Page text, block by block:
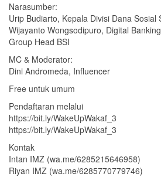
Narasumber:
Urip Budiarto, Kepala Divisi Dana Sosial
Wijayanto Wongsodipuro, Digital
Group Head BSI
MC & Moderator:
Dini Andromeda, Influencer
Free untuk umum
Pendaftaran melalui
https://bit.ly/WakeUpWakaf_3
https://bit.ly/WakeUpWakaf_3
Kontak
Intan IMZ (wa.me/6285215646958)
Riyan IMZ (wa.me/6285770779746)